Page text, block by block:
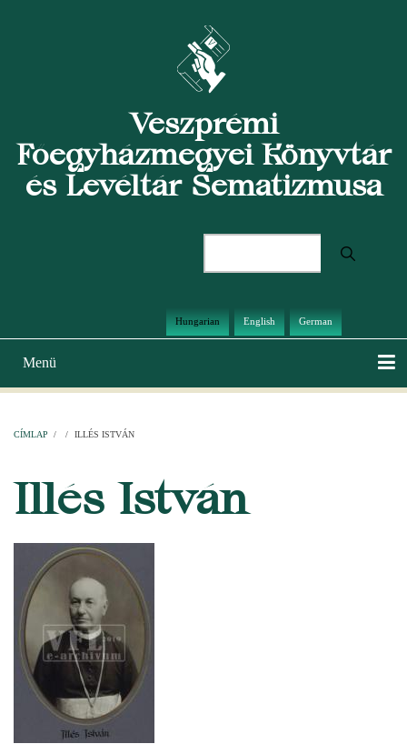
Veszprémi
Főegyházmegyei Könyvtár
és Levéltár Sematizmusa
Hungarian English German
Main
navigation
Menü
CÍMLAP / / ILLÉS ISTVÁN
Illés István